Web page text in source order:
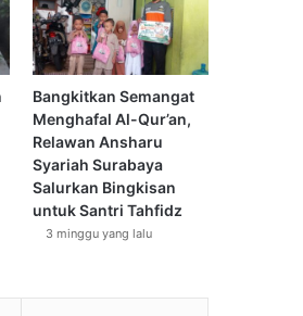
Bangkitkan Semangat
Menghafal Al-Qur’an,
Relawan Ansharu
Syariah Surabaya
Salurkan Bingkisan
untuk Santri Tahfidz
3 minggu yang lalu